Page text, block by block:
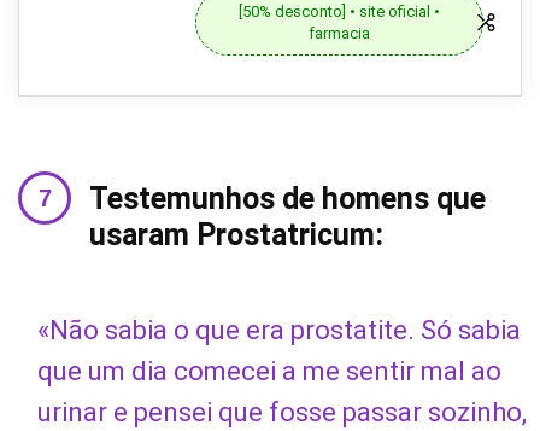
[50% desconto] • site oficial •
farmacia
Testemunhos de homens que
usaram Prostatricum:
«Não sabia o que era prostatite. Só sabia
que um dia comecei a me sentir mal ao
urinar e pensei que fosse passar sozinho,